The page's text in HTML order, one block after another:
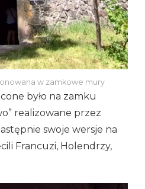
w zamkowe mury
było na zamku
realizowane przez
swoje wersje na
Francuzi, Holendrzy,